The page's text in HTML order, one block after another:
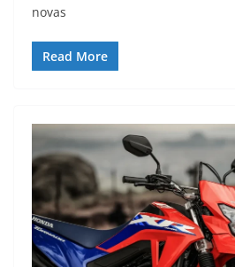
novas
Read More